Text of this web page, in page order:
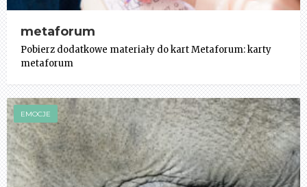
metaforum
Pobierz dodatkowe materiały do kart Metaforum: karty
metaforum
EMOCJE